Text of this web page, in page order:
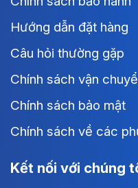
Hướng dẫn đặt hàng
Câu hỏi thường gặp
Chính sách vận
Chính sách bảo mật
Chính sách về các
Kết nối với chúng